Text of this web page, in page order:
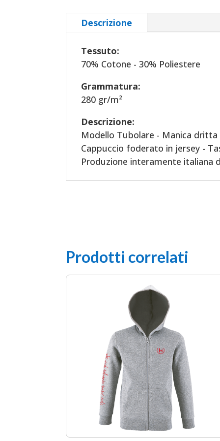
Descrizione
Tessuto:
70% Cotone - 30% Poliestere
Grammatura:
280 gr/m²
Descrizione:
Modello Tubolare - Manica dritta
Cappuccio foderato in jersey -
Produzione interamente
Prodotti correlati